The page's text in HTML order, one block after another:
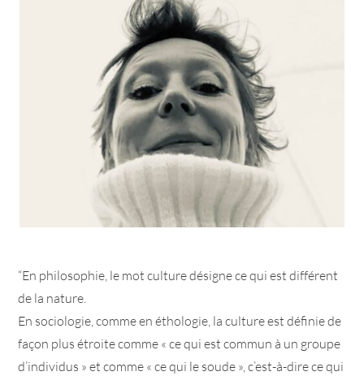
“En philosophie, le mot culture désigne ce qui est différent
de la nature.
En sociologie, comme en éthologie, la culture est définie de
façon plus étroite comme « ce qui est commun à un groupe
d’individus » et comme « ce qui le soude », c’est-à-dire ce qui